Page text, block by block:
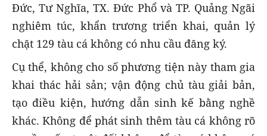
Đức, Tư Nghĩa, TX. Đức Phổ và TP. Quảng Ngãi
nghiêm túc, khẩn trương triển khai, quản lý
chặt 129 tàu cá không có nhu cầu đăng ký.
Cụ thể, không cho số phương tiện này tham gia
khai thác hải sản; vận động chủ tàu giải bản,
tạo điều kiện, hướng dẫn sinh kế bằng nghề
khác. Không để phát sinh thêm tàu cá không rõ